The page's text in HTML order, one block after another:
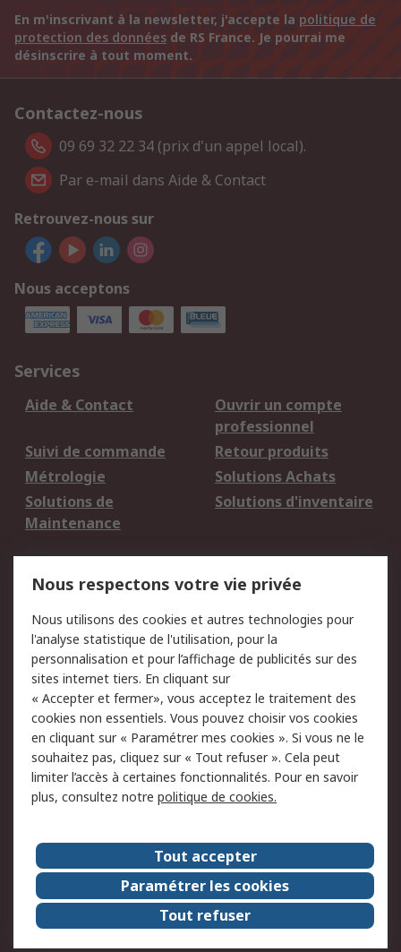
En m'inscrivant à la newsletter, j'accepte la politique de
protection des données de RS France. Je pourrai me
désinscrire à tout moment.
Contactez-nous
09 69 32 22 34 (prix d'un appel local).
Par e-mail dans Aide & Contact
Retrouvez-nous sur
Nous acceptons
Services
Aide & Contact
Ouvrir un compte
professionnel
Suivi de commande
Retour produits
Métrologie
Solutions Achats
Solutions de
Maintenance
Solutions d'inventaire
du site
Politique de protection
des données - Mise à
jour
Sécurité des E-mails
Conditions générales
de vente
Politique anti-
corruption
Campagnes marketing
A propos de RS
A propos de RS France
Evénements
Le groupe RS Group Plc
Presse
RS dans le monde
Démarche RSE
Nous rejoindre
RS Particuliers
Nous respectons votre vie privée
Nous utilisons des cookies et autres technologies pour
l'analyse statistique de l'utilisation, pour la
personnalisation et pour l’affichage de publicités sur des
sites internet tiers. En cliquant sur
« Accepter et fermer», vous acceptez le traitement des
cookies non essentiels. Vous pouvez choisir vos cookies
en cliquant sur « Paramétrer mes cookies ». Si vous ne le
souhaitez pas, cliquez sur « Tout refuser ». Cela peut
limiter l’accès à certaines fonctionnalités. Pour en savoir
plus, consultez notre politique de cookies.
Tout accepter
Paramétrer les cookies
Tout refuser